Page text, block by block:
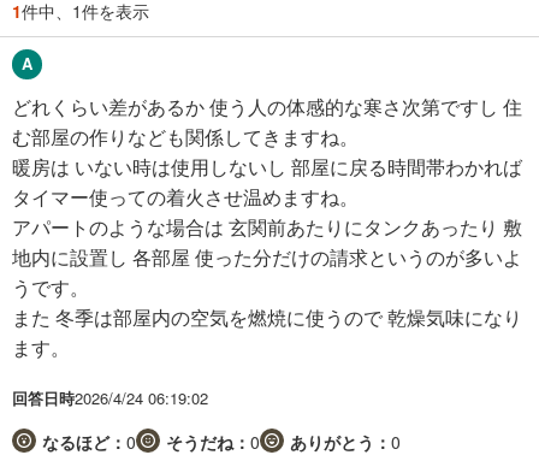
1件中、1件を表示
どれくらい差があるか 使う人の体感的な寒さ次第ですし 住
む部屋の作りなども関係してきますね。
暖房は いない時は使用しないし 部屋に戻る時間帯わかれば
タイマー使っての着火させ温めますね。
アパートのような場合は 玄関前あたりにタンクあったり 敷
地内に設置し 各部屋 使った分だけの請求というのが多いよ
うです。
また 冬季は部屋内の空気を燃焼に使うので 乾燥気味になり
ます。
回答日時2026/4/24 06:19:02
なるほど： 0 そうだね： 0 ありがとう： 0